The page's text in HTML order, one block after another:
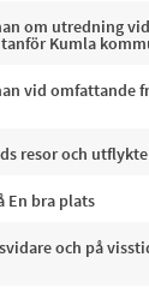
om utredning
Kumla
vid omfattande
resor och
En bra plats
och på